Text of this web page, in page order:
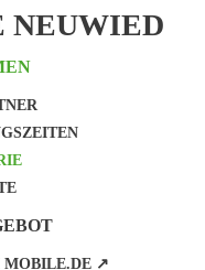
MOBILE.DE ↗